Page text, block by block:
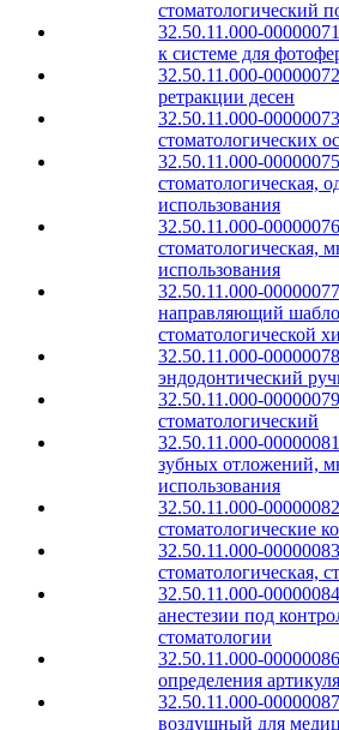
стоматологический
32.50.11.000-00000071
к системе для
32.50.11.000-00000072
ретракции десен
32.50.11.000-00000073
стоматологических
32.50.11.000-00000075
стоматологическая,
использования
32.50.11.000-00000076
стоматологическая,
использования
32.50.11.000-00000077
направляющий
стоматологической
32.50.11.000-00000078
эндодонтический
32.50.11.000-00000079
стоматологический
32.50.11.000-00000081
зубных отложений,
использования
32.50.11.000-00000082
стоматологические
32.50.11.000-00000083
стоматологическая,
32.50.11.000-00000084
анестезии под
стоматологии
32.50.11.000-00000086
определения
32.50.11.000-00000087
воздушный для